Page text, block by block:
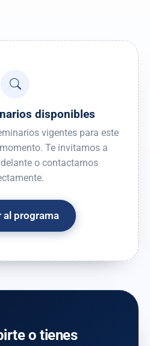
disponibles
vigentes para este
Te invitamos a
o contactarnos
al programa
o tienes